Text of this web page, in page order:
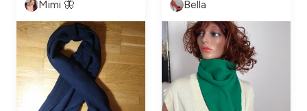
Mimi 🦋 Bella